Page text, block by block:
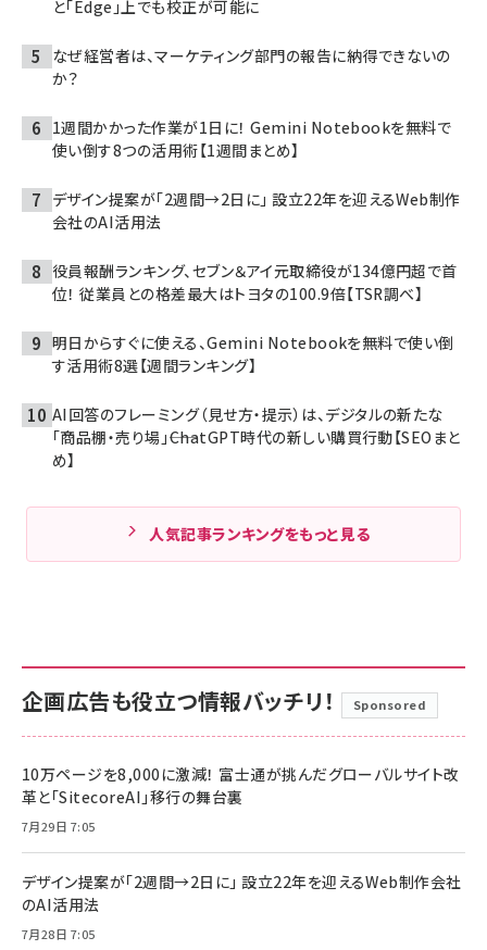
と「Edge」上でも校正が可能に
なぜ経営者は、マーケティング部門の報告に納得できないの
か？
1週間かかった作業が1日に！ Gemini Notebookを無料で
使い倒す8つの活用術【1週間まとめ】
デザイン提案が「2週間→2日に」 設立22年を迎えるWeb制作
会社のAI活用法
役員報酬ランキング、セブン＆アイ元取締役が134億円超で首
位！ 従業員との格差最大はトヨタの100.9倍【TSR調べ】
明日からすぐに使える、Gemini Notebookを無料で使い倒
す活用術8選【週間ランキング】
AI回答のフレーミング（見せ方・提示）は、デジタルの新たな
「商品棚・売り場」――ChatGPT時代の新しい購買行動【SEOまと
め】
人気記事ランキングをもっと見る
企画広告も役立つ情報バッチリ！ Sponsored
10万ページを8,000に激減！ 富士通が挑んだグローバルサイト改
革と「SitecoreAI」移行の舞台裏
7月29日 7:05
デザイン提案が「2週間→2日に」 設立22年を迎えるWeb制作会社
のAI活用法
7月28日 7:05